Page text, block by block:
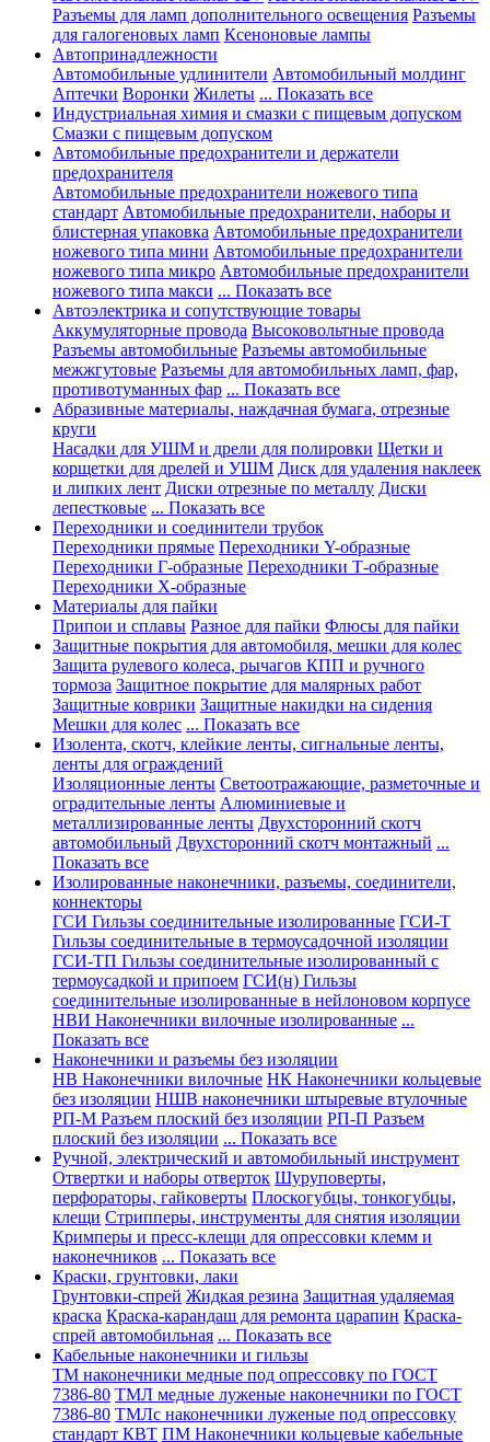
Разъемы для ламп дополнительного освещения Разъемы
для галогеновых ламп Ксеноновые лампы
Автопринадлежности
Автомобильные удлинители Автомобильный молдинг
Аптечки Воронки Жилеты ... Показать все
Индустриальная химия и смазки с пищевым допуском
Смазки с пищевым допуском
Автомобильные предохранители и держатели
предохранителя
Автомобильные предохранители ножевого типа
стандарт Автомобильные предохранители, наборы и
блистерная упаковка Автомобильные предохранители
ножевого типа мини Автомобильные предохранители
ножевого типа микро Автомобильные предохранители
ножевого типа макси ... Показать все
Автоэлектрика и сопутствующие товары
Аккумуляторные провода Высоковольтные провода
Разъемы автомобильные Разъемы автомобильные
межжгутовые Разъемы для автомобильных ламп, фар,
противотуманных фар ... Показать все
Абразивные материалы, наждачная бумага, отрезные
круги
Насадки для УШМ и дрели для полировки Щетки и
корщетки для дрелей и УШМ Диск для удаления наклеек
и липких лент Диски отрезные по металлу Диски
лепестковые ... Показать все
Переходники и соединители трубок
Переходники прямые Переходники Y-образные
Переходники Г-образные Переходники Т-образные
Переходники Х-образные
Материалы для пайки
Припои и сплавы Разное для пайки Флюсы для пайки
Защитные покрытия для автомобиля, мешки для колес
Защита рулевого колеса, рычагов КПП и ручного
тормоза Защитное покрытие для малярных работ
Защитные коврики Защитные накидки на сидения
Мешки для колес ... Показать все
Изолента, скотч, клейкие ленты, сигнальные ленты,
ленты для ограждений
Изоляционные ленты Светоотражающие, разметочные и
оградительные ленты Алюминиевые и
металлизированные ленты Двухсторонний скотч
автомобильный Двухсторонний скотч монтажный ...
Показать все
Изолированные наконечники, разъемы, соединители,
коннекторы
ГСИ Гильзы соединительные изолированные ГСИ-Т
Гильзы соединительные в термоусадочной изоляции
ГСИ-ТП Гильзы соединительные изолированный с
термоусадкой и припоем ГСИ(н) Гильзы
соединительные изолированные в нейлоновом корпусе
НВИ Наконечники вилочные изолированные ...
Показать все
Наконечники и разъемы без изоляции
НВ Наконечники вилочные НК Наконечники кольцевые
без изоляции НШВ наконечники штыревые втулочные
РП-М Разъем плоский без изоляции РП-П Разъем
плоский без изоляции ... Показать все
Ручной, электрический и автомобильный инструмент
Отвертки и наборы отверток Шуруповерты,
перфораторы, гайковерты Плоскогубцы, тонкогубцы,
клещи Стрипперы, инструменты для снятия изоляции
Кримперы и пресс-клещи для опрессовки клемм и
наконечников ... Показать все
Краски, грунтовки, лаки
Грунтовки-спрей Жидкая резина Защитная удаляемая
краска Краска-карандаш для ремонта царапин Краска-
спрей автомобильная ... Показать все
Кабельные наконечники и гильзы
ТМ наконечники медные под опрессовку по ГОСТ
7386-80 ТМЛ медные луженые наконечники по ГОСТ
7386-80 ТМЛс наконечники луженые под опрессовку
стандарт КВТ ПМ Наконечники кольцевые кабельные